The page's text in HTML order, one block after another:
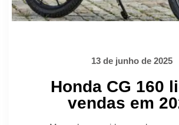
13 de junho de 2025
Honda CG 160
vendas em